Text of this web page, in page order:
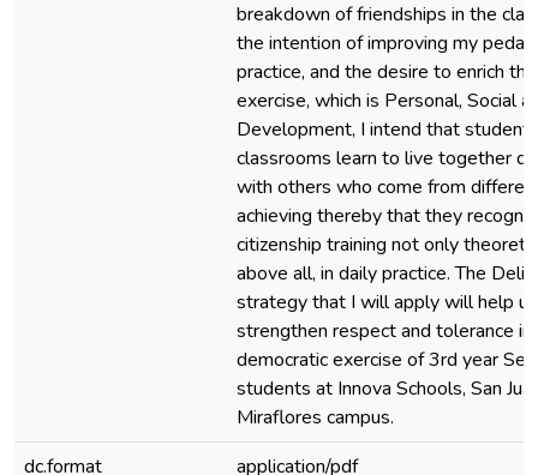
breakdown of friendships in the
the intention of improving my
practice, and the desire to enrich
exercise, which is Personal, Social
Development, I intend that
classrooms learn to live together
with others who come from
achieving thereby that they
citizenship training not only
above all, in daily practice. The
strategy that I will apply will help
strengthen respect and tolerance in
democratic exercise of 3rd year
students at Innova Schools, San
Miraflores campus.
dc.format
application/pdf